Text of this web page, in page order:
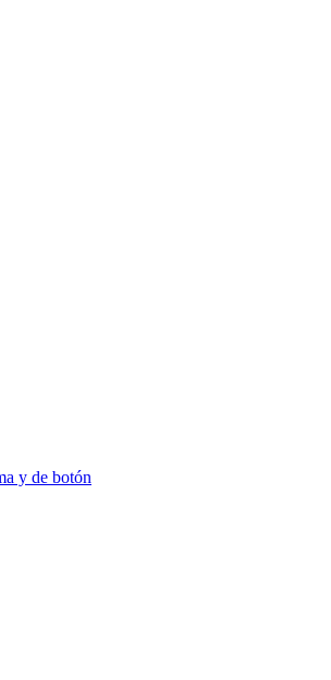
y de botón